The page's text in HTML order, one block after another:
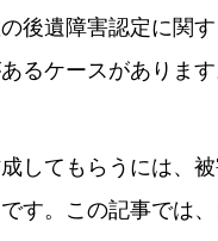
後遺障害認定に関
るケースがあります
してもらうには、
す。この記事では